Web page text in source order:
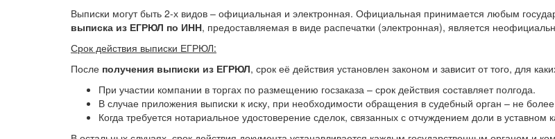
Выписки могут быть 2-х видов – официальная и электронная. Официальная принимается любым
выписка из ЕГРЮЛ по ИНН, предоставляемая в виде распечатки (электронная), является
Срок действия выписки ЕГРЮЛ:
После получения выписки из ЕГРЮЛ, срок её действия установлен законом и зависит от того, для
При участии компании в торгах по размещению госзаказа – срок действия составляет полгода.
В случае приложения выписки к иску, при необходимости обращения в судебный орган – не
Когда требуется нотариальное удостоверение сделок, связанных с отчуждением доли в